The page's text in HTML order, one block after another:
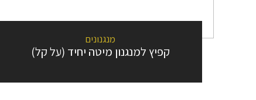
מנגנונים
קפיץ למנגנון מיטה יחיד (על קל)